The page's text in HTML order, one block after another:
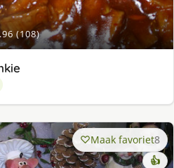
(108)
Maak favoriet8
👍